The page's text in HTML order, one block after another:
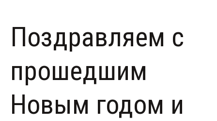
Поздравляем с
прошедшим
Новым годом и